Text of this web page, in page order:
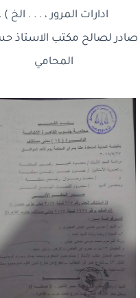
ادارات المرور ، . . . الخ ) .
صادر لصالح مكتب الاستاذ
المحامي